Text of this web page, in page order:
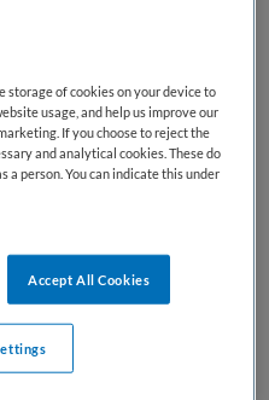
bij Diakonessenhuis is niet
enkele vergelijkbare
zijn.
storage of cookies on your device to
usage, and help us improve our
If you choose to reject the
and analytical cookies. These do
a person. You can indicate this under
Accept All Cookies